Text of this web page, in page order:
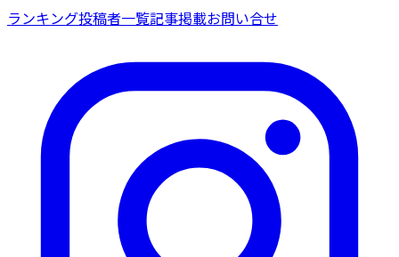
ランキング投稿者一覧記事掲載お問い合せ